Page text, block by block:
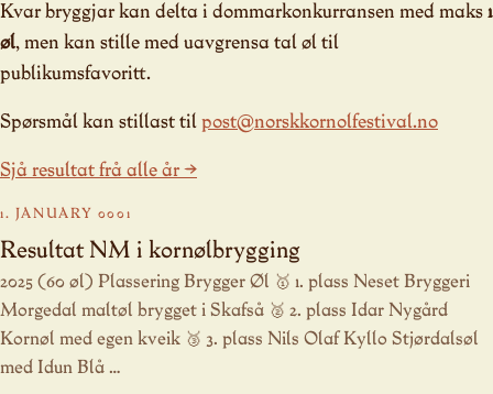
Kvar bryggjar kan delta i dommarkonkurransen med maks1
øl, men kan stille med uavgrensa tal øl til
publikumsfavoritt.
Spørsmål kan stillast tilpost@norskkornolfestival.no
Sjå resultat frå alle år →
1. JANUARY 0001
Resultat NM i kornølbrygging
2025 (60 øl) Plassering Brygger Øl 🥇 1. plass Neset Bryggeri
Morgedal maltøl brygget i Skafså 🥈 2. plass Idar Nygård
Kornøl med egen kveik 🥉 3. plass Nils Olaf Kyllo Stjørdalsøl
med Idun Blå …